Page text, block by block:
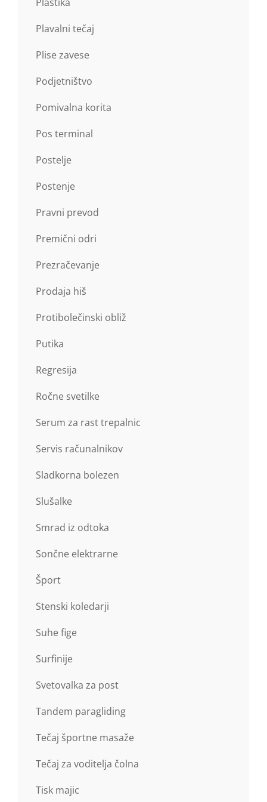
Plavalni tečaj
Plise zavese
Podjetništvo
Pomivalna korita
Pos terminal
Postelje
Postenje
Pravni prevod
Premični odri
Prezračevanje
Prodaja hiš
Protibolečinski obliž
Putika
Regresija
Ročne svetilke
Serum za rast trepalnic
Servis računalnikov
Sladkorna bolezen
Slušalke
Smrad iz odtoka
Sončne elektrarne
Šport
Stenski koledarji
Suhe fige
Surfinije
Svetovalka za post
Tandem paragliding
Tečaj športne masaže
Tečaj za voditelja čolna
Tisk majic